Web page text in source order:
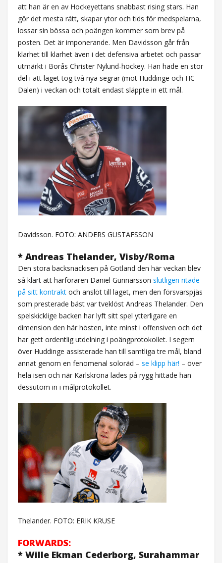
att han är en av Hockeyettans snabbast rising stars. Han
gör det mesta rätt, skapar ytor och tids för medspelarna,
lossar sin bössa och poängen kommer som brev på
posten. Det är imponerande. Men Davidsson går från
klarhet till klarhet även i det defensiva arbetet och passar
utmärkt i Borås Christer Nylund-hockey. Han hade en stor
del i att laget tog två nya segrar (mot Huddinge och HC
Dalen) i veckan och totalt endast släppte in ett mål.
Davidsson. FOTO: ANDERS GUSTAFSSON
* Andreas Thelander, Visby/Roma
Den stora backsnackisen på Gotland den här veckan blev
så klart att härföraren Daniel Gunnarsson slutligen ritade
på sitt kontraktoch anslöt till laget, men den försvarspjäs
som presterade bäst var tveklöst Andreas Thelander. Den
spelskicklige backen har lyft sitt spel ytterligare en
dimension den här hösten, inte minst i offensiven och det
har gett ordentlig utdelning i poängprotokollet. I segern
över Huddinge assisterade han till samtliga tre mål, bland
annat genom en fenomenal soloräd – se klipp här! – över
hela isen och när Karlskrona lades på rygg hittade han
dessutom in i målprotokollet.
Thelander. FOTO: ERIK KRUSE
FORWARDS:
* Wille Ekman Cederborg, Surahammar